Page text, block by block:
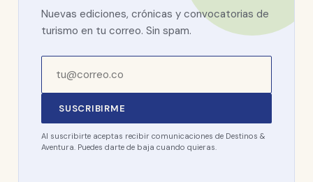
Nuevas ediciones, crónicas y convocatorias de
turismo en tu correo. Sin spam.
SUSCRIBIRME
Al suscribirte aceptas recibir comunicaciones de Destinos &
Aventura. Puedes darte de baja cuando quieras.